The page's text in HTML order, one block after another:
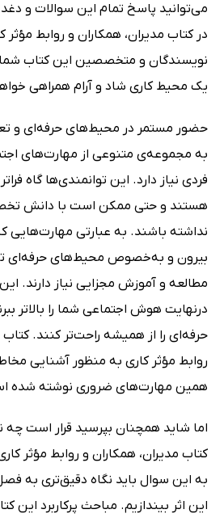
می‌توانید پاسخ تمام این سوالات و
در کتاب مدیران، همکاران و روابط مؤثر
نویسندگان و متخصصین این کتاب
یک محیط کاری شاد و آرام همراهی
حضور مستمر در محیط‌های حرفه‌ای و
به مجموعه‌ی متنوعی از مهارت‌های
فردی نیاز دارد. این توانمندی‌ها گاه
هستند و حتی ممکن است با دانش
نداشته باشند. به‌ عبارتی مهارت‌هایی
بیرون و به‌خصوص محیط‌های حرفه‌ای
مطالعه و آموزش مجزایی نیاز دارند.
درنهایت هوش اجتماعی شما را بالاتر
حرفه‌ای را از همیشه راحت‌تر کنند. کتاب
روابط مؤثر کاری به منظور آشنایی
همین مهارت‌های ضروری نوشته شده
اما شاید همچنان بپرسید قرار است چه
کتاب مدیران، همکاران و روابط مؤثر
به این سوال باید نگاه دقیق‌تری به
این اثر بیندازیم. مباحث پرکاربرد این